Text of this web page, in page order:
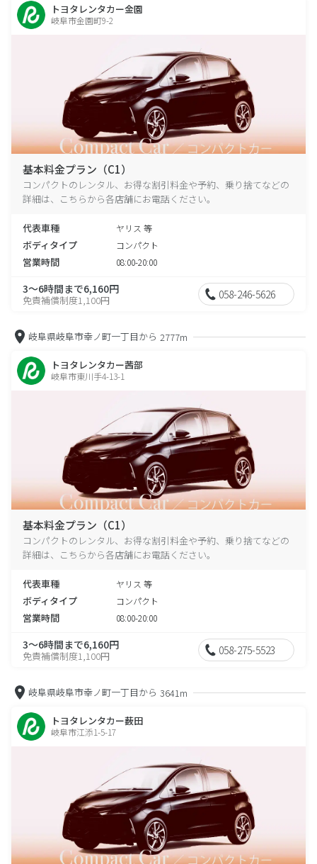
トヨタレンタカー金園
岐阜市金園町9-2
基本料金プラン（C1）
コンパクトのレンタル、お得な割引料金や予約、乗り捨てなどの
詳細は、こちらから各店舗にお電話ください。
代表車種 ヤリス 等
ボディタイプ コンパクト
営業時間 08:00-20:00
3～6時間まで6,160円
免責補償制度1,100円 058-246-5626
岐阜県岐阜市幸ノ町一丁目から 2777m
トヨタレンタカー茜部
岐阜市東川手4-13-1
基本料金プラン（C1）
コンパクトのレンタル、お得な割引料金や予約、乗り捨てなどの
詳細は、こちらから各店舗にお電話ください。
代表車種 ヤリス 等
ボディタイプ コンパクト
営業時間 08:00-20:00
3～6時間まで6,160円
免責補償制度1,100円 058-275-5523
岐阜県岐阜市幸ノ町一丁目から 3641m
トヨタレンタカー薮田
岐阜市江添1-5-17